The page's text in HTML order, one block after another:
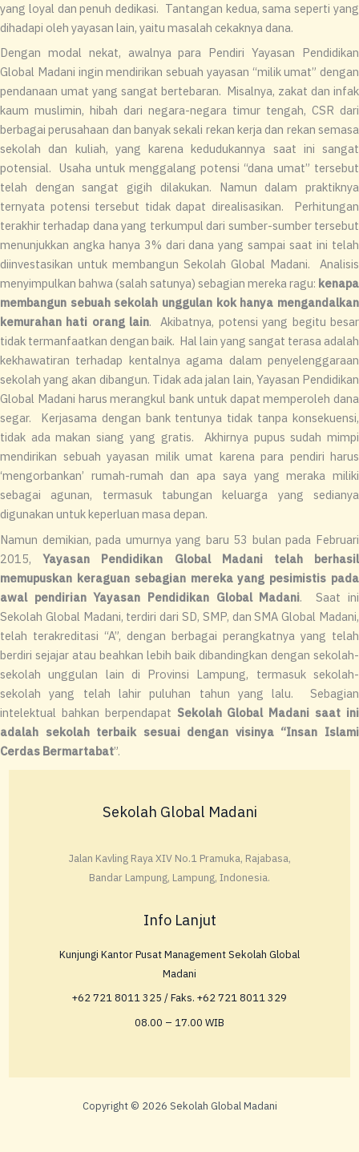
yang loyal dan penuh dedikasi. Tantangan kedua, sama seperti yang
dihadapi oleh yayasan lain, yaitu masalah cekaknya dana.
Dengan modal nekat, awalnya para Pendiri Yayasan Pendidikan
Global Madani ingin mendirikan sebuah yayasan “milik umat” dengan
pendanaan umat yang sangat bertebaran. Misalnya, zakat dan infak
kaum muslimin, hibah dari negara-negara timur tengah, CSR dari
berbagai perusahaan dan banyak sekali rekan kerja dan rekan semasa
sekolah dan kuliah, yang karena kedudukannya saat ini sangat
potensial. Usaha untuk menggalang potensi “dana umat” tersebut
telah dengan sangat gigih dilakukan. Namun dalam praktiknya
ternyata potensi tersebut tidak dapat direalisasikan. Perhitungan
terakhir terhadap dana yang terkumpul dari sumber-sumber tersebut
menunjukkan angka hanya 3% dari dana yang sampai saat ini telah
diinvestasikan untuk membangun Sekolah Global Madani. Analisis
menyimpulkan bahwa (salah satunya) sebagian mereka ragu: kenapa
membangun sebuah sekolah unggulan kok hanya mengandalkan
kemurahan hati orang lain. Akibatnya, potensi yang begitu besar
tidak termanfaatkan dengan baik. Hal lain yang sangat terasa adalah
kekhawatiran terhadap kentalnya agama dalam penyelenggaraan
sekolah yang akan dibangun. Tidak ada jalan lain, Yayasan Pendidikan
Global Madani harus merangkul bank untuk dapat memperoleh dana
segar. Kerjasama dengan bank tentunya tidak tanpa konsekuensi,
tidak ada makan siang yang gratis. Akhirnya pupus sudah mimpi
mendirikan sebuah yayasan milik umat karena para pendiri harus
‘mengorbankan’ rumah-rumah dan apa saya yang meraka miliki
sebagai agunan, termasuk tabungan keluarga yang sedianya
digunakan untuk keperluan masa depan.
Namun demikian, pada umurnya yang baru 53 bulan pada Februari
2015,Yayasan Pendidikan Global Madani telah berhasil
memupuskan keraguan sebagian mereka yang pesimistis pada
awal pendirian Yayasan Pendidikan Global Madani. Saat ini
Sekolah Global Madani, terdiri dari SD, SMP, dan SMA Global Madani,
telah terakreditasi “A”, dengan berbagai perangkatnya yang telah
berdiri sejajar atau beahkan lebih baik dibandingkan dengan sekolah-
sekolah unggulan lain di Provinsi Lampung, termasuk sekolah-
sekolah yang telah lahir puluhan tahun yang lalu. Sebagian
intelektual bahkan berpendapat Sekolah Global Madani saat ini
adalah sekolah terbaik sesuai dengan visinya “Insan Islami
Cerdas Bermartabat”.
Sekolah Global Madani
Jalan Kavling Raya XIV No.1 Pramuka, Rajabasa,
Bandar Lampung, Lampung, Indonesia.
Info Lanjut
Kunjungi Kantor Pusat Management Sekolah Global
Madani
+62 721 8011 325 / Faks. +62 721 8011 329
08.00 – 17.00 WIB
Copyright © 2026 Sekolah Global Madani